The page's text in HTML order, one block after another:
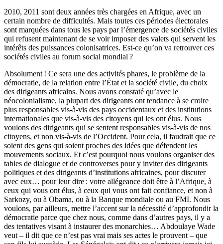
2010, 2011 sont deux années très chargées en Afrique, avec un
certain nombre de difficultés. Mais toutes ces périodes électorales
sont marquées dans tous les pays par l’émergence de sociétés civiles
qui refusent maintenant de se voir imposer des valets qui servent les
intérêts des puissances colonisatrices. Est-ce qu’on va retrou­ver ces
sociétés civiles au forum social mondial ?
Absolument ! Ce sera une des activités phares, le problème de la
démocratie, de la relation entre l’État et la société civile, du choix
des dirigeants africains. Nous avons constaté qu’avec le
néocolonialisme, la plupart des dirigeants ont tendance à se croire
plus responsables vis-à-vis des pays occidentaux et des institutions
internationales que vis-à-vis des citoyens qui les ont élus. Nous
voulons des dirigeants qui se sentent responsables vis-à-vis de nos
citoyens, et non vis-à-vis de l’Occident. Pour cela, il faudrait que ce
soient des gens qui soient proches des idées que défendent les
mouvements sociaux. Et c’est pourquoi nous voulons organiser des
tables de dialogue et de controverses pour y inviter des dirigeants
politiques et des dirigeants d’institutions afri­caines, pour discuter
avec eux… pour leur dire : votre allégeance doit être à l’Afrique, à
ceux qui vous ont élus, à ceux qui vous ont fait confiance, et non à
Sarkozy, ou à Obama, ou à la Banque mondiale ou au FMI. Nous
voulons, par ailleurs, mettre l’accent sur la nécessité d’approfondir la
démocratie parce que chez nous, comme dans d’autres pays, il y a
des ten­tatives visant à instaurer des monarchies… Abdoulaye Wade
veut – il dit que ce n’est pas vrai mais ses actes le prouvent – que